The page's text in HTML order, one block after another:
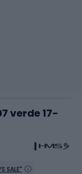
verde 17-
SALE"